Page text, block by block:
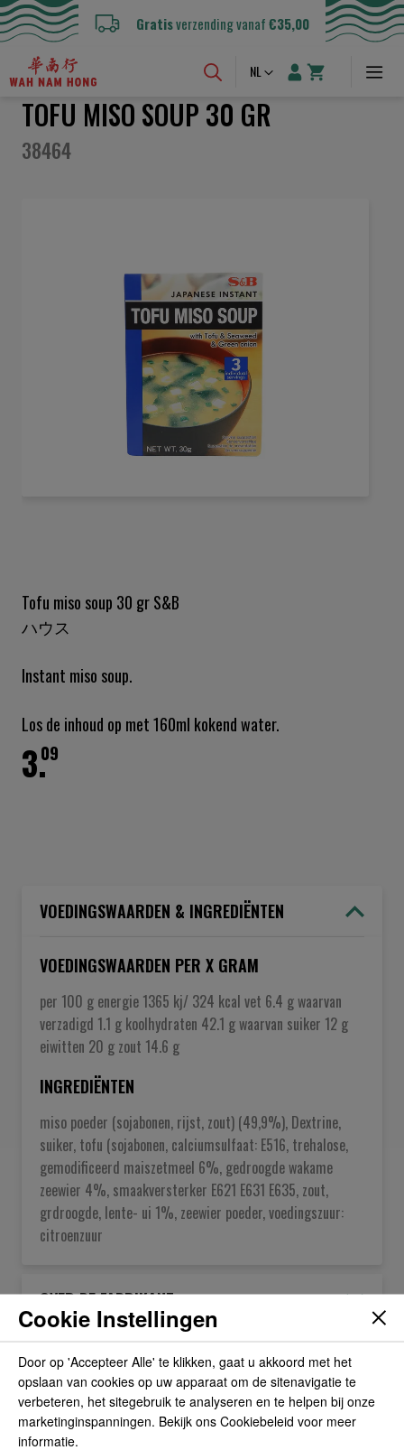
Gratisverzending vanaf€35,00
Taal
NL
TOFU MISO SOUP 30 GR
38464
de
afbeeldingen-
gallerij
Tofu miso soup 30 gr S&B
ハウス
Instant miso soup.
Los de inhoud op met 160ml kokend water.
09
3.
VOEDINGSWAARDEN & INGREDIËNTEN
VOEDINGSWAARDEN PER X GRAM
per 100 g energie 1365 kj/ 324 kcal vet 6.4 g waarvan
verzadigd 1.1 g koolhydraten 42.1 g waarvan suiker 12 g
eiwitten 20 g zout 14.6 g
INGREDIËNTEN
miso poeder (sojabonen, rijst, zout) (49,9%), Dextrine,
suiker, tofu (sojabonen, calciumsulfaat: E516, trehalose,
gemodificeerd maiszetmeel 6%, gedroogde wakame
zeewier 4%, smaakversterker E621 E631 E635, zout,
grdroogde, lente- ui 1%, zeewier poeder, voedingszuur:
citroenzuur
OVER DE FABRIKANT
ALLERGIEËN
OVERIGE INFORMATIE
Cookie Instellingen
Door op 'Accepteer Alle' te klikken, gaat u akkoord met het
opslaan van cookies op uw apparaat om de sitenavigatie te
verbeteren, het sitegebruik te analyseren en te helpen bij onze
marketinginspanningen. Bekijk ons Cookiebeleid voor meer
informatie.